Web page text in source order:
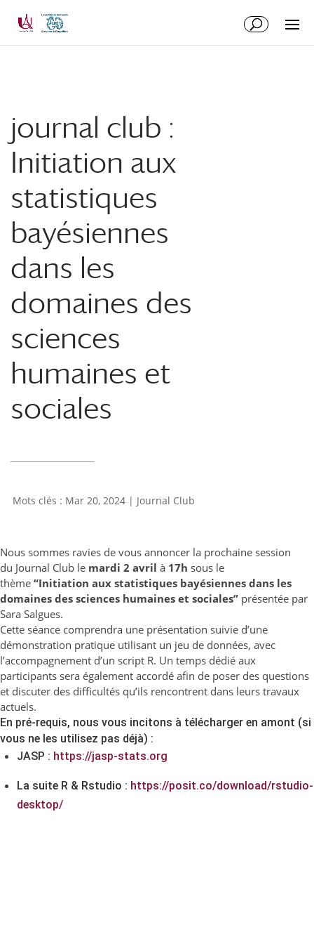
journal club :
Initiation aux
statistiques
bayésiennes
dans les
domaines des
sciences
humaines et
sociales
Mar 20, 2024 | Journal Club
Nous sommes ravies de vous annoncer la prochaine session
du Journal Club le mardi 2 avril à 17h sous le
thème “Initiation aux statistiques bayésiennes dans les
domaines des sciences humaines et sociales” présentée par
Sara Salgues.
Cette séance comprendra une présentation suivie d’une
démonstration pratique utilisant un jeu de données, avec
l’accompagnement d’un script R. Un temps dédié aux
participants sera également accordé afin de poser des questions
et discuter des difficultés qu’ils rencontrent dans leurs travaux
actuels.
En pré-requis, nous vous incitons à télécharger en amont (si
vous ne les utilisez pas déjà) :
JASP : https://jasp-stats.org
La suite R & Rstudio : https://posit.co/download/rstudio-
desktop/